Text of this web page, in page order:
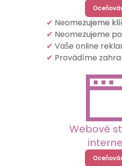
✔ Neomezujeme
✔ Neomezujeme
✔ Vaše online
✔ Provádíme
Webové